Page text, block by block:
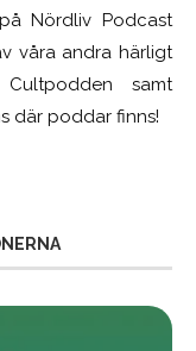
Nördliv Podcast
våra andra härligt
samt
där poddar finns!